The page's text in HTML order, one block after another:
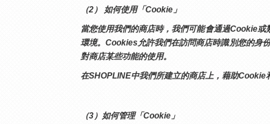
（2） 如何使用「Cookie」
當您使用我們的商店時，我們可能會通過Cookie
環境。Cookies允許我們在訪問商店時識別您的身
對商店某些功能的使用。
在SHOPLINE中我們所建立的商店上，藉助Cookie
（3）如何管理「Cookie」